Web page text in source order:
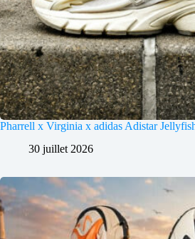
Pharrell x Virginia x adidas Adistar
30 juillet 2026